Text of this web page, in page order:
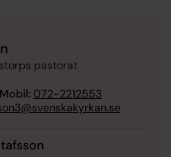
pastorat
Mobil: 072-2212553